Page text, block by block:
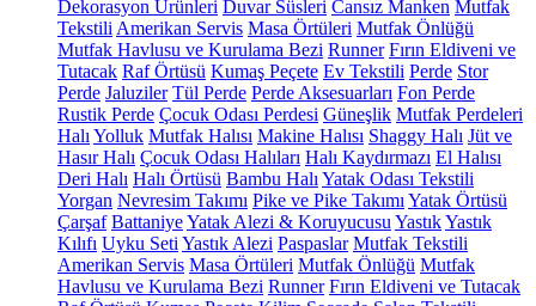
Dekorasyon Ürünleri Duvar Süsleri Cansız Manken Mutfak
Tekstili Amerikan Servis Masa Örtüleri Mutfak Önlüğü
Mutfak Havlusu ve Kurulama Bezi Runner Fırın Eldiveni ve
Tutacak Raf Örtüsü Kumaş Peçete Ev Tekstili Perde Stor
Perde Jaluziler Tül Perde Perde Aksesuarları Fon Perde
Rustik Perde Çocuk Odası Perdesi Güneşlik Mutfak Perdeleri
Halı Yolluk Mutfak Halısı Makine Halısı Shaggy Halı Jüt ve
Hasır Halı Çocuk Odası Halıları Halı Kaydırmazı El Halısı
Deri Halı Halı Örtüsü Bambu Halı Yatak Odası Tekstili
Yorgan Nevresim Takımı Pike ve Pike Takımı Yatak Örtüsü
Çarşaf BattaniyeYatak Alezi & Koruyucusu YastıkYastık
Kılıfı Uyku Seti Yastık Alezi Paspaslar Mutfak Tekstili
Amerikan Servis Masa Örtüleri Mutfak Önlüğü Mutfak
Havlusu ve Kurulama Bezi Runner Fırın Eldiveni ve Tutacak